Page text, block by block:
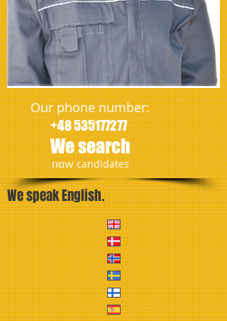
Our phone number:
+48 535177277
We search
​nowcandidates
We speak English.